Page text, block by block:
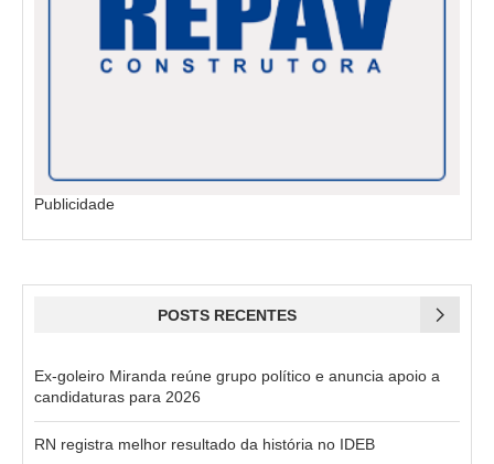
Publicidade
POSTS RECENTES
Ex-goleiro Miranda reúne grupo político e anuncia apoio a
candidaturas para 2026
RN registra melhor resultado da história no IDEB